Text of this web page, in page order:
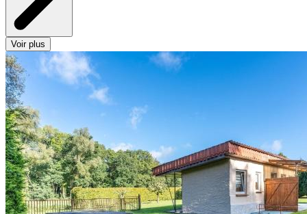
Voir plus